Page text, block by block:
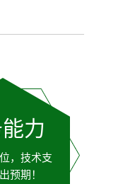
力
，技术支
预期！